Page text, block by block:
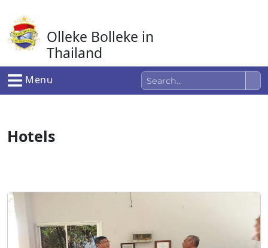
naar
de
inhoud
Olleke Bolleke in
Thailand
In Thailand
Menu
Hotels